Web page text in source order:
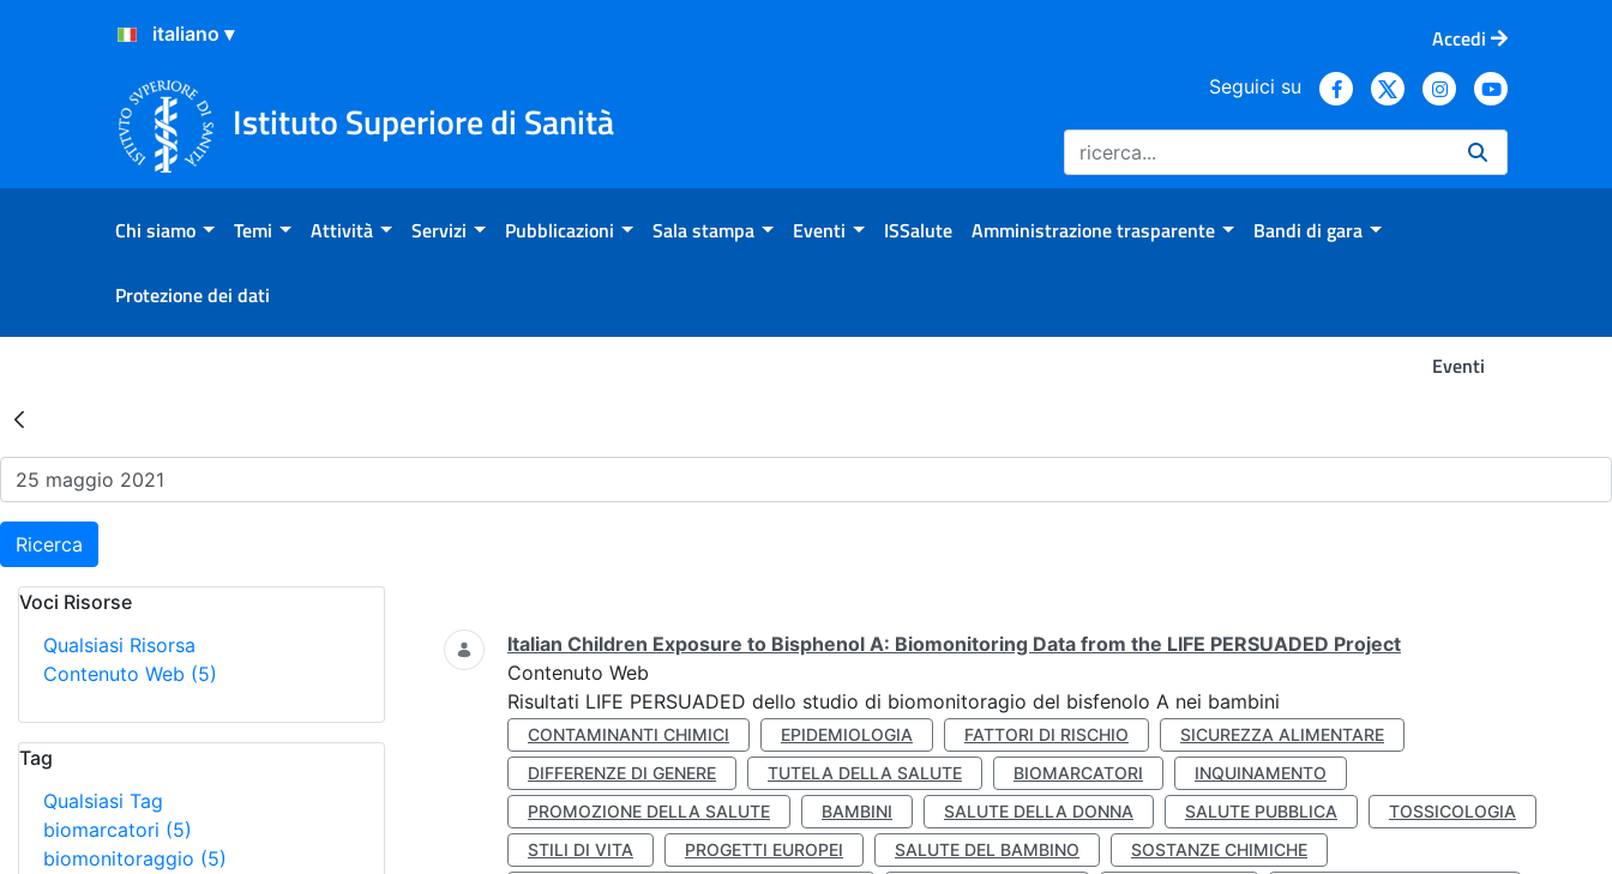
Salta al Contenuto
Salta al Footer
Accedi
Istituto Superiore di Sanità
Seguici su
Chi siamo Temi Attività Servizi Pubblicazioni Sala stampa Eventi ISSalute Amministrazione trasparente Bandi di gara
Protezione dei dati
Eventi
Risultati della Ricerca - Eventi
Ricerca
Voci Risorse
Qualsiasi Risorsa
Contenuto Web (5)
Tag
Qualsiasi Tag
biomarcatori (5)
biomonitoraggio (5)
Ricerca
Italian Children Exposure to Bisphenol A: Biomonitoring Data from the LIFE PERSUADED Project
Contenuto Web
Risultati LIFE PERSUADED dello studio di biomonitoragio del bisfenolo A nei bambini
CONTAMINANTI CHIMICI EPIDEMIOLOGIA FATTORI DI RISCHIO
SICUREZZA ALIMENTARE
DIFFERENZE DI GENERE
TUTELA DELLA SALUTE BIOMARCATORI
INQUINAMENTO
PROMOZIONE DELLA SALUTE
BAMBINI SALUTE DELLA DONNA SALUTE PUBBLICA
TOSSICOLOGIA
STILI DI VITA
PROGETTI EUROPEI SALUTE DEL BAMBINO
SOSTANZE CHIMICHE